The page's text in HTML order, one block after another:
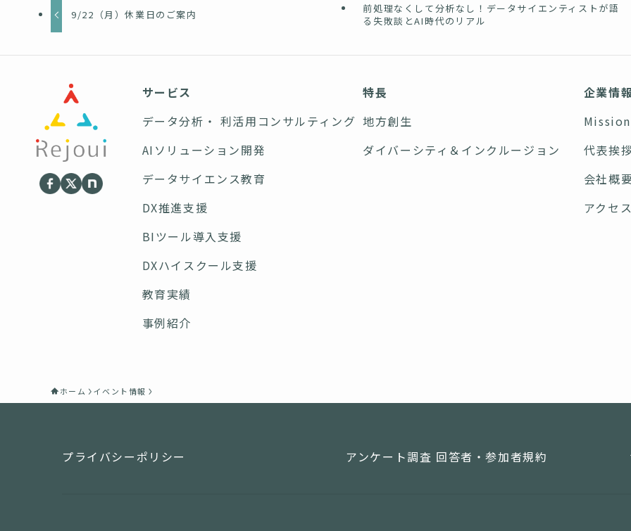
9/22（月）休業日のご案内
前処理なくして分析なし！データサイエンティストが語
る失敗談とAI時代のリアル
サービス
データ分析・ 利活用コンサルティング
AIソリューション開発
データサイエンス教育
DX推進支援
BIツール導入支援
DXハイスクール支援
教育実績
事例紹介
特長
地方創生
ダイバーシティ＆インクルージョン
企業情
代表挨
会社概
アクセス
ホーム イベント情報
プライバシーポリシー アンケート調査 回答者・参加者規約